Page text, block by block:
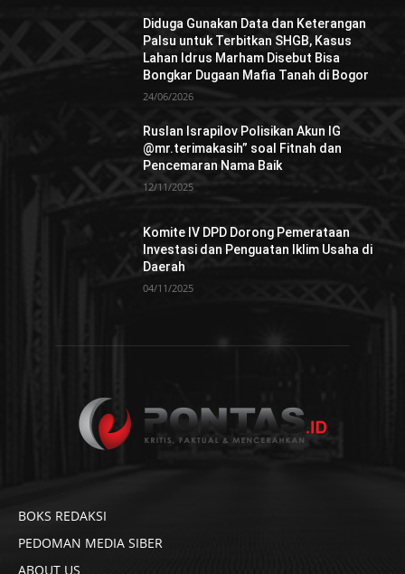
Diduga Gunakan Data dan Keterangan
Palsu untuk Terbitkan SHGB, Kasus
Lahan Idrus Marham Disebut Bisa
Bongkar Dugaan Mafia Tanah di Bogor
24/06/2026
Ruslan Israpilov Polisikan Akun IG
@mr.terimakasih” soal Fitnah dan
Pencemaran Nama Baik
12/11/2025
Komite IV DPD Dorong Pemerataan
Investasi dan Penguatan Iklim Usaha di
Daerah
04/11/2025
BOKS REDAKSI
PEDOMAN MEDIA SIBER
ABOUT US